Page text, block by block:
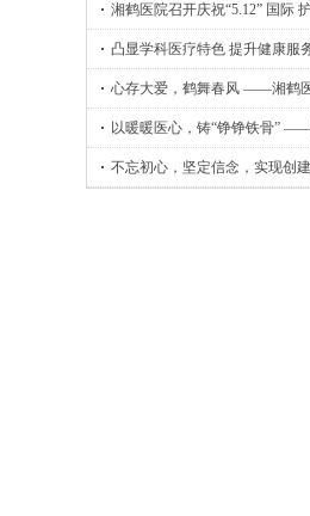
湘鹤医院召开庆祝“5.12” 国际
凸显学科医疗特色 提升健康服
心存大爱，鹤舞春风 ——湘鹤
以暖暖医心，铸“铮铮铁骨”
不忘初心，坚定信念，实现创建